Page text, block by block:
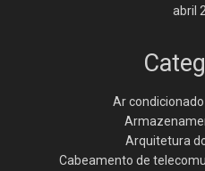
abril
Ar
Arquitetura
Cabeamento de